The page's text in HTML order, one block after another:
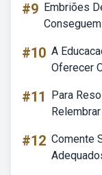
#9 Embriões
#10 A
Oferecer
#11
Para
#12 Comente